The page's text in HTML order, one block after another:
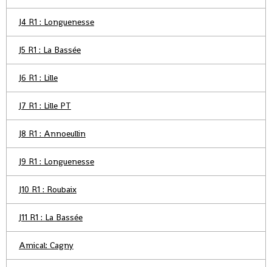
J4 R1 : Longuenesse
J5 R1 : La Bassée
J6 R1 : Lille
J7 R1 : Lille PT
J8 R1 : Annoeullin
J9 R1 : Longuenesse
J10 R1 : Roubaix
J11 R1 : La Bassée
Amical: Cagny